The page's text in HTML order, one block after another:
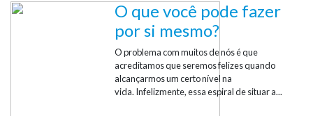
O que você pode fazer
por si mesmo?
O problema com muitos de nós é que
acreditamos que seremos felizes quando
alcançarmos um certo nível na
vida. Infelizmente, essa espiral de situar a...